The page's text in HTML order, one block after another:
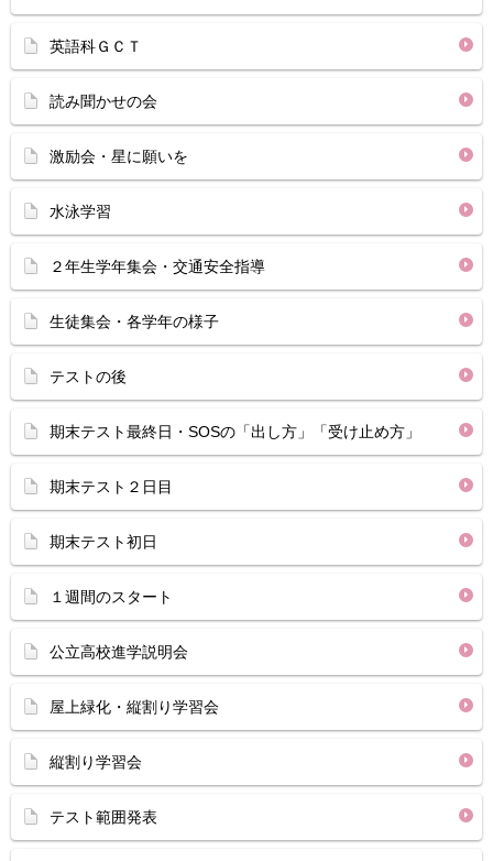
英語科ＧＣＴ
読み聞かせの会
激励会・星に願いを
水泳学習
２年生学年集会・交通安全指導
生徒集会・各学年の様子
テストの後
期末テスト最終日・SOSの「出し方」「受け止め方」
期末テスト２日目
期末テスト初日
１週間のスタート
公立高校進学説明会
屋上緑化・縦割り学習会
縦割り学習会
テスト範囲発表